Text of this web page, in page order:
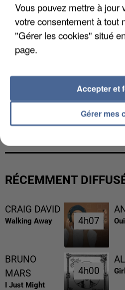
L’UN DES FONDATEURS
MAFIA INTERPELLÉ EN
RÉCEMMENT
CRAIG DAVID
Walking Away 4h07
4h07
BRUNO
MARS
I Just Might
4h00
4h00
Vous pouvez mettre à jour
votre consentement à tout
"Gérer les cookies" situé
page.
Gérer mes
Accepter et